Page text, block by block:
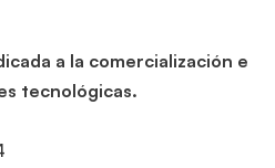
a la comercialización e
tecnológicas.